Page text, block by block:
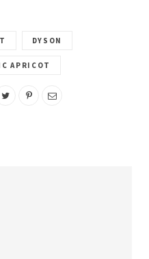
DYSON
APRICOT